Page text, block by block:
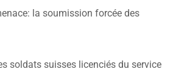
la soumission forcée des
soldats suisses licenciés du service